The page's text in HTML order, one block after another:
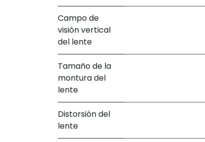
Campo de
visión vertical
del lente
Tamaño de la
montura del
lente
Distorsión del
lente